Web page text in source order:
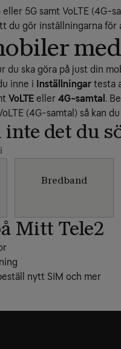
5G samt VoLTE (4G-
du gör inställningarna för
du ska göra på just din
inne i Inställningar testa
VoLTE eller 4G-samtal .
(4G-samtal) så kan
det du
Bredband
Mitt Tele2
nytt SIM och mer